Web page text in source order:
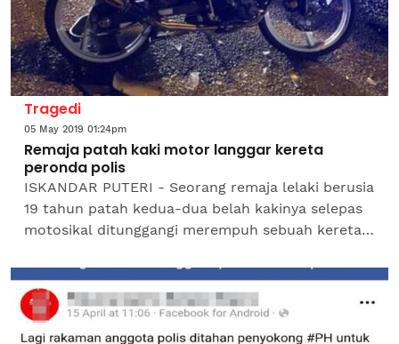
Tragedi
05 May 2019 01:24pm
Remaja patah kaki motor langgar kereta
peronda polis
ISKANDAR PUTERI - Seorang remaja lelaki berusia
19 tahun patah kedua-dua belah kakinya selepas
motosikal ditunggangi merempuh sebuah kereta
21.1...